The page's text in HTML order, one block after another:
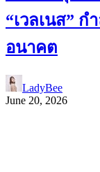
“เวลเนส” ก
อนาคต
LadyBee
June 20, 2026